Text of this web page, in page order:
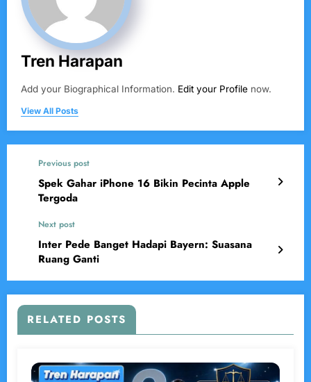
Tren Harapan
Add your Biographical Information. Edit your Profile now.
View All Posts
Previous post
Spek Gahar iPhone 16 Bikin Pecinta Apple
Tergoda
Next post
Inter Pede Banget Hadapi Bayern: Suasana
Ruang Ganti
RELATED POSTS